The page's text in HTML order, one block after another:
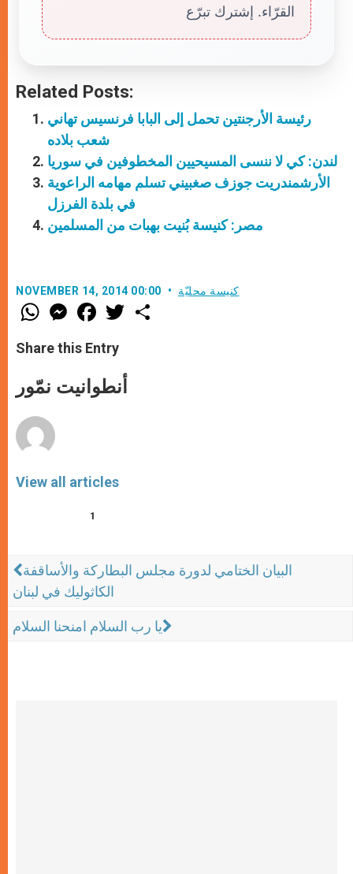
القرّاء. إشترك تبرّع
Related Posts:
رئيسة الأرجنتين تحمل إلى البابا فرنسيس تهاني
شعب بلاده
لندن: كي لا ننسى المسيحيين المخطوفين في سوريا
الأرشمندريت جوزف صغبيني تسلم مهامه الراعوية
في بلدة الفرزل
مصر: كنيسة بُنيت بهبات من المسلمين
NOVEMBER 14, 2014 00:00 كنيسة محليّة
W
h
t
s
p
p
M
e
s
e
e
F
a
e
b
o
k
w
Share this Entry
أنطوانيت نمّور
View all articles
1
البيان الختامي لدورة مجلس البطاركة والأساقفة
الكاثوليك في لبنان
يا رب السلام امنحنا السلام